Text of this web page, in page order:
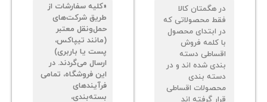
محصولاتی که
ابتدای محصول
شده اند و در
اقساطی
«کلیه سفارشات از
طریق شرکت‌های
حمل‌ونقل معتبر
(مانند تیپاکس،
پست یا باربری)
ارسال می‌گردند. در
این فروشگاه، تمامی